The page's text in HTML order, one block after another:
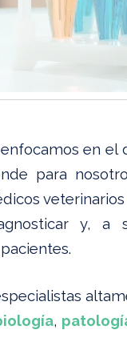
en el
para
y, a
,